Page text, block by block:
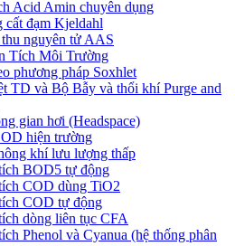
Acid Amin chuyên dụng
cất đạm Kjeldahl
nguyên tử AAS
Tích Môi Trường
phương pháp Soxhlet
TD và Bộ Bẫy và thổi khí Purge and
gian hơi (Headspace)
hiện trường
khí lưu lượng thấp
BOD5 tự động
COD dùng TiO2
COD tự động
dòng liên tục CFA
Phenol và Cyanua (hệ thống phân